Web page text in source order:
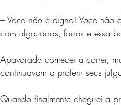
– Você não é digno! Você não
com algazarras, farras e essa
Apavorado comecei a correr,
continuavam a proferir seus
Quando finalmente cheguei a